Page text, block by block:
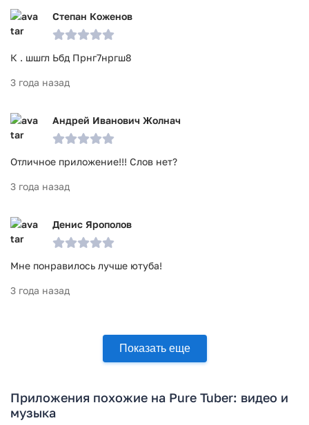
Степан Коженов
К . шшгл Ьбд Прнг7нргш8
3 года назад
Андрей Иванович Жолнач
Отличное приложение!!! Слов нет?
3 года назад
Денис Ярополов
Мне понравилось лучше ютуба!
3 года назад
Показать еще
Приложения похожие на Pure Tuber: видео и
музыка